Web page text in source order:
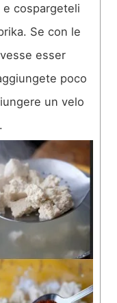
cospargeteli
Se con le
esser
poco
un velo